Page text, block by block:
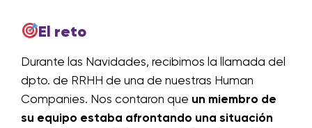
El reto
Durante las Navidades, recibimos la llamada del
dpto. de RRHH de una de nuestras Human
Companies. Nos contaron que un miembro de
su equipo estaba afrontando una situación